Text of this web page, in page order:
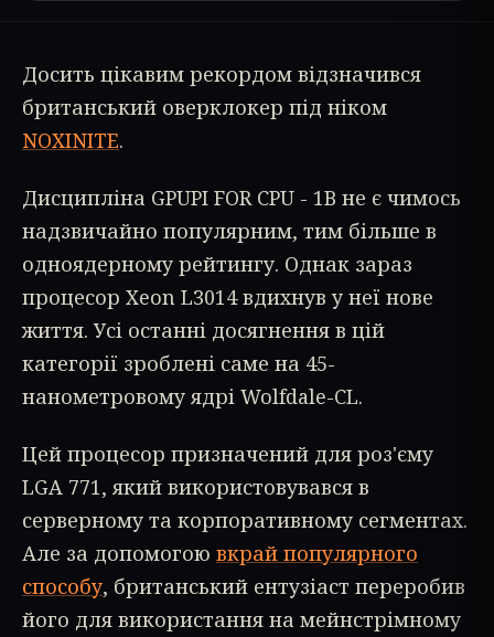
Досить цікавим рекордом відзначився
британський оверклокер під ніком
NOXINITE.
Дисципліна GPUPI FOR CPU - 1B не є чимось
надзвичайно популярним, тим більше в
одноядерному рейтингу. Однак зараз
процесор Xeon L3014 вдихнув у неї нове
життя. Усі останні досягнення в цій
категорії зроблені саме на 45-
нанометровому ядрі Wolfdale-CL.
Цей процесор призначений для роз'єму
LGA 771, який використовувався в
серверному та корпоративному сегментах.
Але за допомогою вкрай популярного
способу, британський ентузіаст переробив
його для використання на мейнстрімному